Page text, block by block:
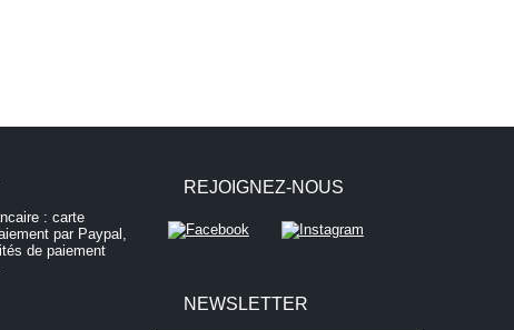
REJOIGNEZ-NOUS
NEWSLETTER